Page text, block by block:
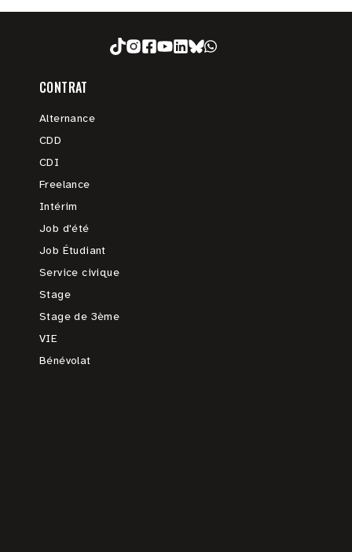
CONTRAT
Alternance
CDD
CDI
Freelance
Intérim
Job d'été
Job Étudiant
Service civique
Stage
Stage de 3ème
VIE
Bénévolat